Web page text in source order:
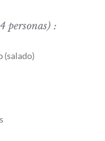
personas) :
(salado)